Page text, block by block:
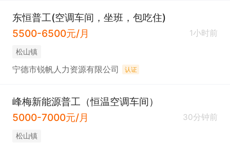
东恒普工(空调车间，坐班，包吃住)
5500-6500元/月
1小时前
松山镇
宁德市锐帆人力资源有限公司 认证
峰梅新能源普工（恒温空调车间）
5000-7000元/月
30分钟前
松山镇